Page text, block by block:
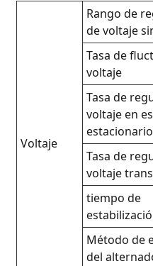
Voltaje
Rango de
de voltaje
Tasa de
voltaje
Tasa de
voltaje en
estacionario
Tasa de
voltaje
tiempo de
Método de
del